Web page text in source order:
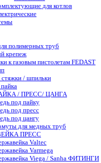
для котлов
полимерных труб
крепеж
к газовым пистолетам FEDAST
/ шпильки
/ ПРЕСС/ ЦАНГА
под пайку
под пресс
под цангу
для медных труб
ПРЕСС
Valtec
Varmega
Viega / Sanha ФИТИНГИ